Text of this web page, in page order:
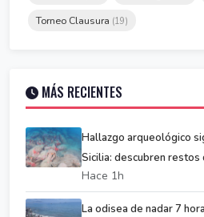
Torneo Clausura (19)
MÁS RECIENTES
Hallazgo arqueológico
Sicilia: descubren restos
Hace 1h
La odisea de nadar 7